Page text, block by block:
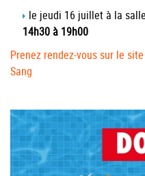
le jeudi 16 juillet à la
14h30 à 19h00
Prenez rendez-vous sur le
Sang